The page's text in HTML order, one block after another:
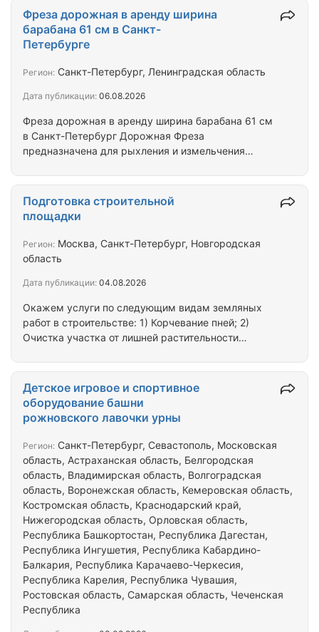
автомобильных дорог и дворовых территорий,
благоустройство площадок и пешеходных
дорожек, озеленение, восстановление газонов,
кровельные и отделочные работы. Косметический
ремонт: фасадов зданий, валка деревьев,
Фреза дорожная в аренду ширина барабана 61 см
в Санкт-Петербург Дорожная Фреза
предназначена для рыхления и измельчения
только опытные, вежливые, и приветливые
машинисты. Аренда осуществляется на
необходимый Вам период. По всем интересующим
Вас вопросам, и по поводу цены, и оплаты
обращайтесь по контактному номеру телефона,
часа в сутки, без праздников, и…
Фреза дорожная в аренду ширина
барабана 61 см в Санкт-
Петербурге
Регион: Санкт-Петербург, Ленинградская область
Дата публикации: 06.08.2026
Окажем услуги по следующим видам земляных
работ в строительстве: 1) Корчевание пней; 2)
Очистка участка от лишней растительности
5) Выравнивание рельефа; 6) Копка траншей и
котлованов под фундамент, канализацию,
водопровод и другие коммуникации; 7) Засыпка
фундамента, траншей и котлованов. Готовы к
долгосрочному сотрудничеству.
Подготовка строительной
площадки
Регион: Москва, Санкт-Петербург, Новгородская
область
Дата публикации: 04.08.2026
Детское игровое и спортивное
оборудование башни
рожновского лавочки урны
Регион: Санкт-Петербург, Севастополь, Московская
область, Астраханская область, Белгородская
область, Владимирская область, Волгоградская
область, Воронежская область, Кемеровская область,
Костромская область, Краснодарский край,
Нижегородская область, Орловская область,
Республика Башкортостан, Республика Дагестан,
Республика Ингушетия, Республика Кабардино-
Балкария, Республика Карачаево-Черкесия,
Республика Карелия, Республика Чувашия,
Ростовская область, Самарская область, Чеченская
Республика